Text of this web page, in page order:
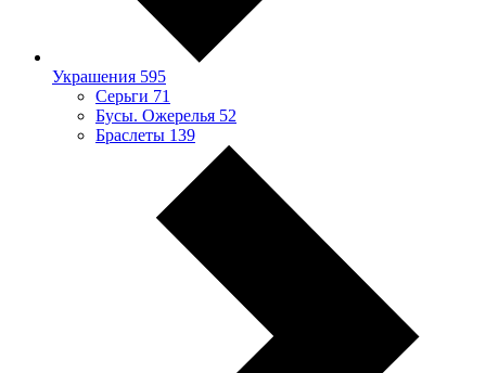
Украшения 595
Серьги 71
Бусы. Ожерелья 52
Браслеты 139